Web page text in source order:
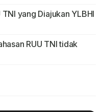
yang Diajukan YLBHI
RUU TNI tidak